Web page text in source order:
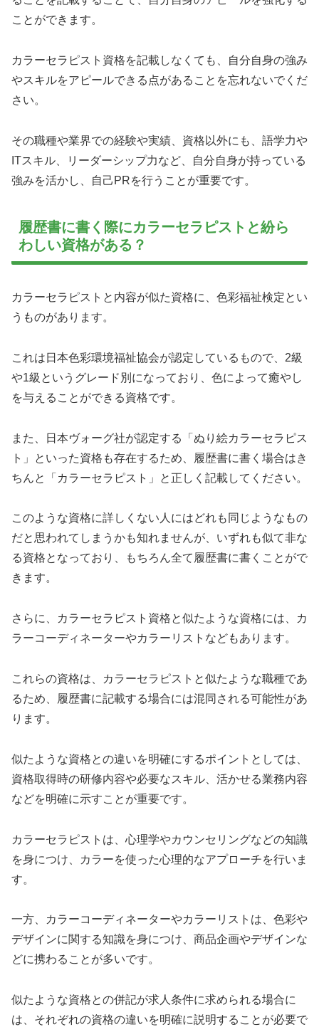
ことができます。
カラーセラピスト資格を記載しなくても、自分自身の強み
やスキルをアピールできる点があることを忘れないでくだ
さい。
その職種や業界での経験や実績、資格以外にも、語学力や
ITスキル、リーダーシップ力など、自分自身が持っている
強みを活かし、自己PRを行うことが重要です。
履歴書に書く際にカラーセラピストと紛ら
わしい資格がある？
カラーセラピストと内容が似た資格に、色彩福祉検定とい
うものがあります。
これは日本色彩環境福祉協会が認定しているもので、2級
や1級というグレード別になっており、色によって癒やし
を与えることができる資格です。
また、日本ヴォーグ社が認定する「ぬり絵カラーセラピス
ト」といった資格も存在するため、履歴書に書く場合はき
ちんと「カラーセラピスト」と正しく記載してください。
このような資格に詳しくない人にはどれも同じようなもの
だと思われてしまうかも知れませんが、いずれも似て非な
る資格となっており、もちろん全て履歴書に書くことがで
きます。
さらに、カラーセラピスト資格と似たような資格には、カ
ラーコーディネーターやカラーリストなどもあります。
これらの資格は、カラーセラピストと似たような職種であ
るため、履歴書に記載する場合には混同される可能性があ
ります。
似たような資格との違いを明確にするポイントとしては、
資格取得時の研修内容や必要なスキル、活かせる業務内容
などを明確に示すことが重要です。
カラーセラピストは、心理学やカウンセリングなどの知識
を身につけ、カラーを使った心理的なアプローチを行いま
す。
一方、カラーコーディネーターやカラーリストは、色彩や
デザインに関する知識を身につけ、商品企画やデザインな
どに携わることが多いです。
似たような資格との併記が求人条件に求められる場合に
は、それぞれの資格の違いを明確に説明することが必要で